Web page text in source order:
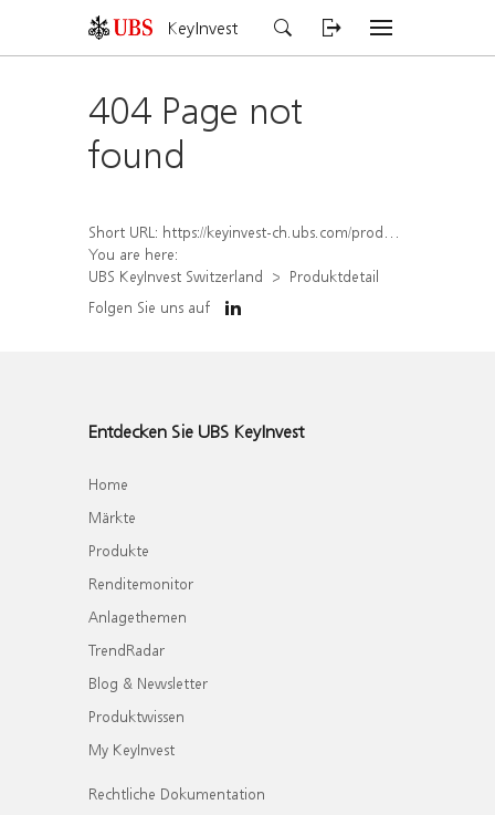
KeyInvest
404 Page not
found
Short URL: https://keyinvest-ch.ubs.com/produkt/detail/index/isin/CH1581942641
You are here:
UBS KeyInvest Switzerland
Produktdetail
Folgen Sie uns auf
Entdecken Sie UBS KeyInvest
Home
Märkte
Produkte
Renditemonitor
Anlagethemen
TrendRadar
Blog & Newsletter
Produktwissen
My KeyInvest
Rechtliche Dokumentation